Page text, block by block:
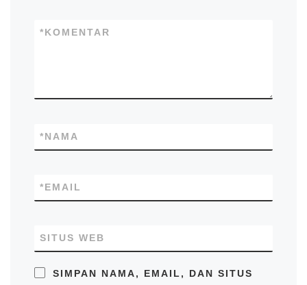
KOMENTAR
*
NAMA
*
EMAIL
*
SITUS WEB
SIMPAN NAMA, EMAIL, DAN SITUS